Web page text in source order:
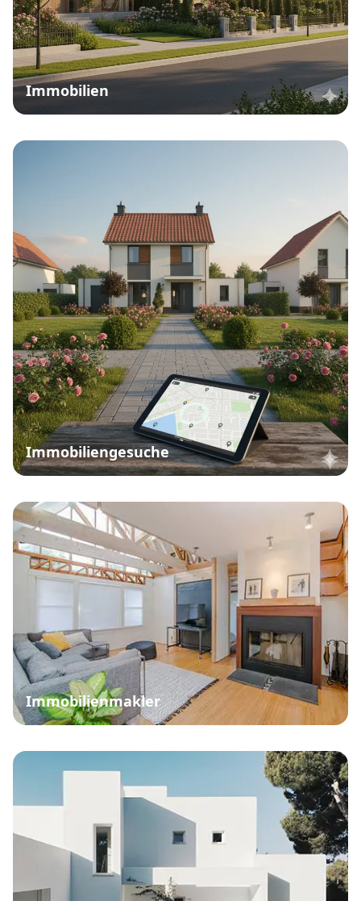
Immobilien
Immobiliengesuche
Immobilienmakler